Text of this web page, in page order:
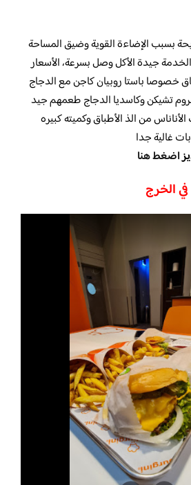
بسبب الإضاءة القوية وضيق المساحة
جيدة الأكل وصل بسرعة، الأسعار
خصوصا باستا روبيان كاجن مع الدجاج
تشيكن وكاسديا الدجاج طعمهم جيد
من الذ الأطباق وكميته كبيره
غالية جدا
اضغط هنا